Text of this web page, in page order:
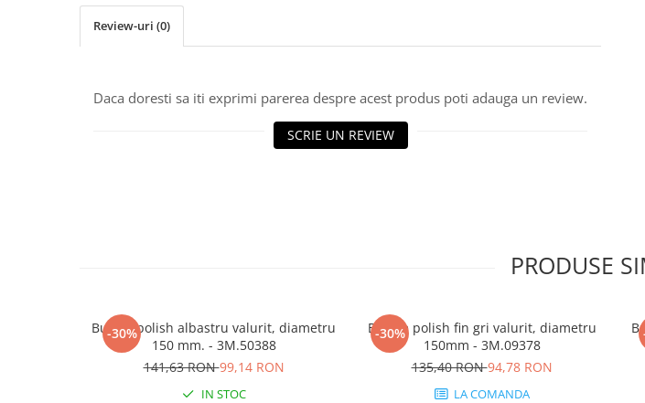
Review-uri (0)
Daca doresti sa iti exprimi parerea despre acest produs poti adauga un review.
SCRIE UN REVIEW
PRODUSE
-30%
Burete polish albastru valurit, diametru
150 mm. - 3M.50388
141,63 RON99,14 RON
IN STOC
-30%
Burete polish fin gri valurit, diametru
150mm - 3M.09378
135,40 RON94,78 RON
LA COMANDA